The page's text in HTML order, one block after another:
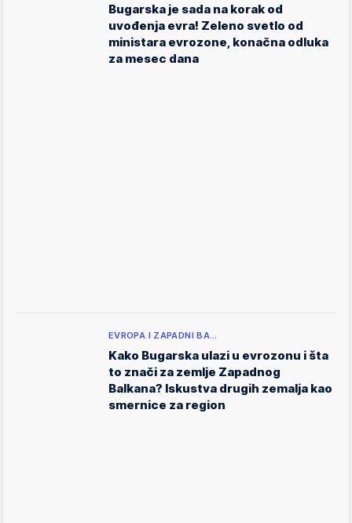
Bugarska je sada na korak od
uvođenja evra! Zeleno svetlo od
ministara evrozone, konačna odluka
za mesec dana
EVROPA I ZAPADNI BA…
Kako Bugarska ulazi u evrozonu i šta
to znači za zemlje Zapadnog
Balkana? Iskustva drugih zemalja kao
smernice za region